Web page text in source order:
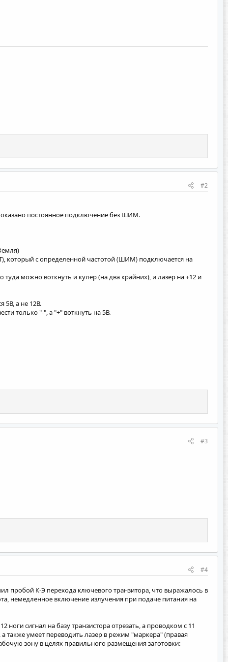
#2
постоянное подключение без ШИМ.
который с определенной частотой (ШИМ) подключается на
можно воткнуть и кулер (на два крайних), и лазер на +12 и
5В, а не 12В.
только "-", а "+" воткнуть на 5В.
#3
#4
пробой К-Э перехода ключевого транзитора, что выражалось в
немедленное включение излучения при подаче питания на
ноги сигнал на базу транзистора отрезать, а проводком с 11
также умеет переводить лазер в режим "маркера" (правая
зону в целях правильного размещения заготовки: